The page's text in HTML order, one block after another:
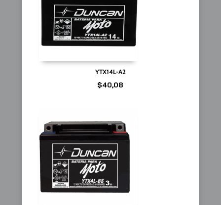
YTX14L-A2
$40,08